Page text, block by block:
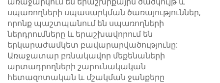
սպառողների սպասարկման ծառայություններ,
որոնք պաշտպանում են սպառողների
ներդրումները և երաշխավորում են
երկարաժամկետ բավարարվածությունը:
Առաջատար բռնակավոր մեքենաների
արտադրողների շարունակական
հետազոտական և մշակման ջանքերը